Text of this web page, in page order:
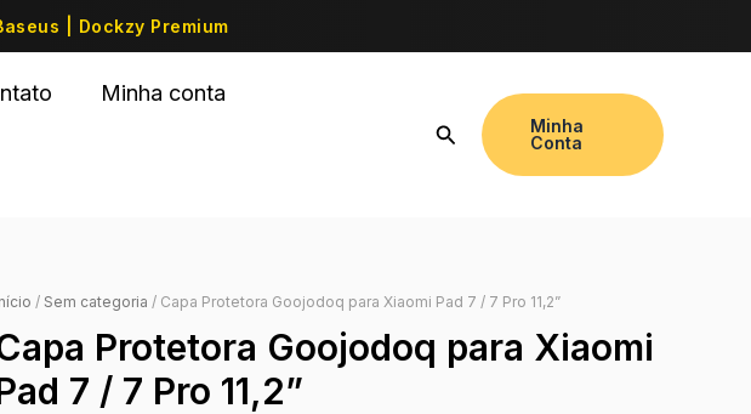
| Dockzy Premium
Minha conta
Minha
Conta
/ Sem categoria / Capa Protetora Goojodoq para Xiaomi Pad 7 / 7 Pro 11,2”
Protetora Goojodoq para Xiaomi
7 / 7 Pro 11,2”